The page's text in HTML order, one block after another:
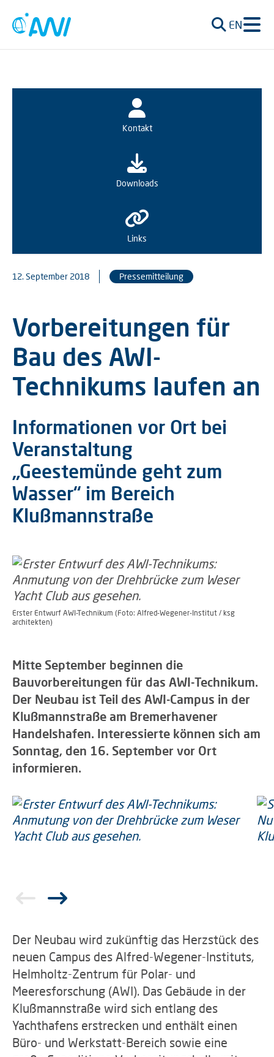
EN
Kontakt
Downloads
Links
12. September 2018 Pressemitteilung
Vorbereitungen für
Bau des AWI-
Technikums laufen an
Informationen vor Ort bei
Veranstaltung
„Geestemünde geht zum
Wasser“ im Bereich
Klußmannstraße
Erster Entwurf AWI-Technikum (Foto: Alfred-Wegener-Institut / ksg
architekten)
Mitte September beginnen die
Bauvorbereitungen für das AWI-Technikum.
Der Neubau ist Teil des AWI-Campus in der
Klußmannstraße am Bremerhavener
Handelshafen. Interessierte können sich am
Sonntag, den 16. September vor Ort
informieren.
Der Neubau wird zukünftig das Herzstück des
neuen Campus des Alfred-Wegener-Instituts,
Helmholtz-Zentrum für Polar- und
Meeresforschung (AWI). Das Gebäude in der
Klußmannstraße wird sich entlang des
Yachthafens erstrecken und enthält einen
Büro- und Werkstatt-Bereich sowie eine